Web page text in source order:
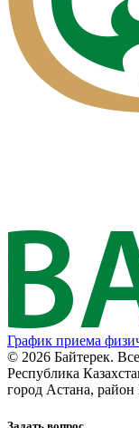
График приема
© 2026 Байтерек.
Республика
город Астана,